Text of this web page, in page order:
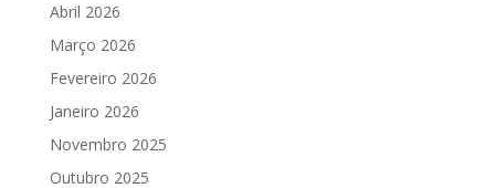
Abril 2026
Março 2026
Fevereiro 2026
Janeiro 2026
Novembro 2025
Outubro 2025